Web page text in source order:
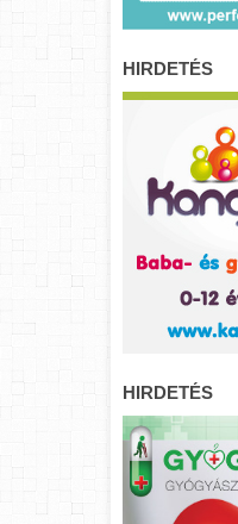
HIRDETÉS
HIRDETÉS